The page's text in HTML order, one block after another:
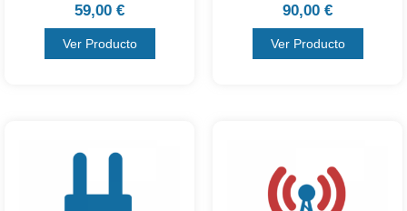
59,00 €
Ver Producto
90,00 €
Ver Producto